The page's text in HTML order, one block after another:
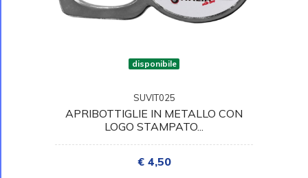
disponibile
SUVIT025
APRIBOTTIGLIE IN METALLO CON
LOGO STAMPATO...
€ 4,50